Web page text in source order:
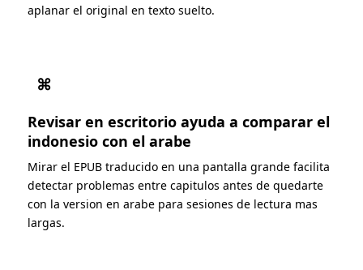
aplanar el original en texto suelto.
⌘
Revisar en escritorio ayuda a comparar el
indonesio con el arabe
Mirar el EPUB traducido en una pantalla grande facilita
detectar problemas entre capitulos antes de quedarte
con la version en arabe para sesiones de lectura mas
largas.